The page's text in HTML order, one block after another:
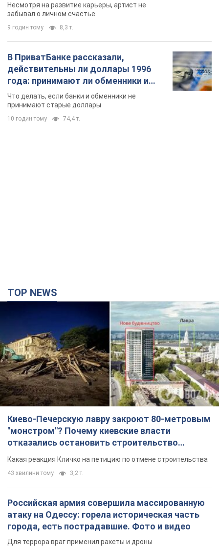
Несмотря на развитие карьеры, артист не
забывал о личном счастье
9 годин тому 8,3 т.
В ПриватБанке рассказали,
действительны ли доллары 1996
года: принимают ли обменники и
банки такие купюры
Что делать, если банки и обменники не
принимают старые доллары
10 годин тому 74,4 т.
TOP NEWS
Киево-Печерскую лавру закроют 80-метровым
"монстром"? Почему киевские власти
отказались остановить строительство
небоскреба "московского верующего"
Какая реакция Кличко на петицию по отмене строительства
43 хвилини тому 3,2 т.
Российская армия совершила массированную
атаку на Одессу: горела историческая часть
города, есть пострадавшие. Фото и видео
Для террора враг применил ракеты и дроны